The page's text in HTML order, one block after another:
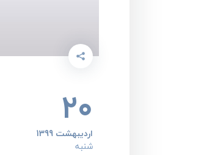
20
اردیبهشت 1399
شنبه